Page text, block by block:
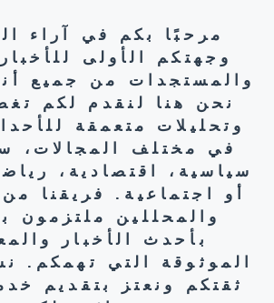
مرحبًا بكم في آراء
وجهتكم الأولى
والمستجدات من جميع
نحن هنا لنقدم لكم
وتحليلات متعمقة
في مختلف المجالات،
سياسية، اقتصادية،
أو اجتماعية. فريقنا
والمحللين ملتزمون
بأحدث الأخبار
الموثوقة التي تهمكم.
ثقتكم ونعتز بتقديم